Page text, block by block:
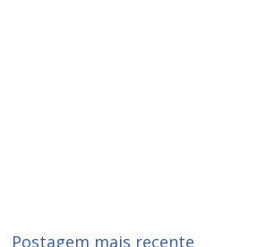
Postagem mais recente